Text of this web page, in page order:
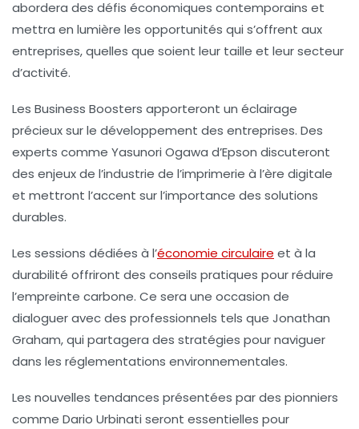
abordera des défis économiques contemporains et
mettra en lumière les opportunités qui s’offrent aux
entreprises, quelles que soient leur taille et leur secteur
d’activité.
Les Business Boosters apporteront un éclairage
précieux sur le développement des entreprises. Des
experts comme Yasunori Ogawa d’Epson discuteront
des enjeux de l’industrie de l’imprimerie à l’ère digitale
et mettront l’accent sur l’importance des solutions
durables.
Les sessions dédiées à l’économie circulaire et à la
durabilité offriront des conseils pratiques pour réduire
l’empreinte carbone. Ce sera une occasion de
dialoguer avec des professionnels tels que Jonathan
Graham, qui partagera des stratégies pour naviguer
dans les réglementations environnementales.
Les nouvelles tendances présentées par des pionniers
comme Dario Urbinati seront essentielles pour